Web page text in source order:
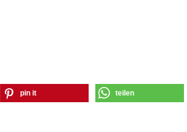
pin it teilen